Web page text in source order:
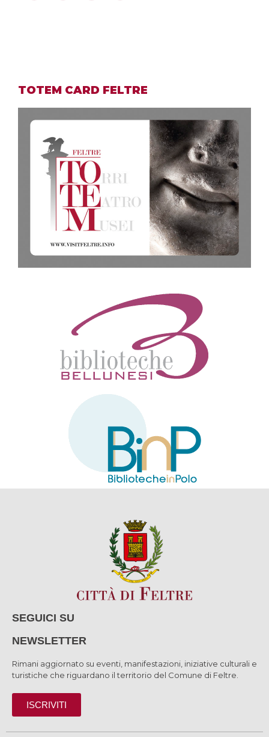
TOTEM CARD FELTRE
SEGUICI SU
NEWSLETTER
Rimani aggiornato su eventi, manifestazioni, iniziative culturali e
turistiche che riguardano il territorio del Comune di Feltre.
ISCRIVITI